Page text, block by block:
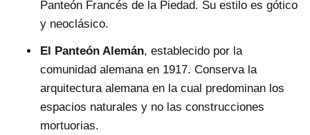
Panteón Francés de la Piedad. Su estilo es gótico
y neoclásico.
El Panteón Alemán, establecido por la
comunidad alemana en 1917. Conserva la
arquitectura alemana en la cual predominan los
espacios naturales y no las construcciones
mortuorias.